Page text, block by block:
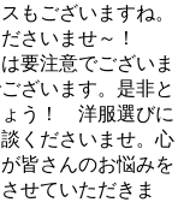
もございますね。
さいませ～！
要注意でございま
ざいます。是非と
ょう！ 洋服選びに
くださいませ。心
皆さんのお悩みを
せていただきま